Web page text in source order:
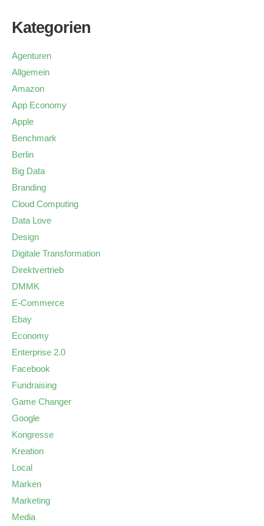
Kategorien
Agenturen
Allgemein
Amazon
App Economy
Apple
Benchmark
Berlin
Big Data
Branding
Cloud Computing
Data Love
Design
Digitale Transformation
Direktvertrieb
DMMK
E-Commerce
Ebay
Economy
Enterprise 2.0
Facebook
Fundraising
Game Changer
Google
Kongresse
Kreation
Local
Marken
Marketing
Media